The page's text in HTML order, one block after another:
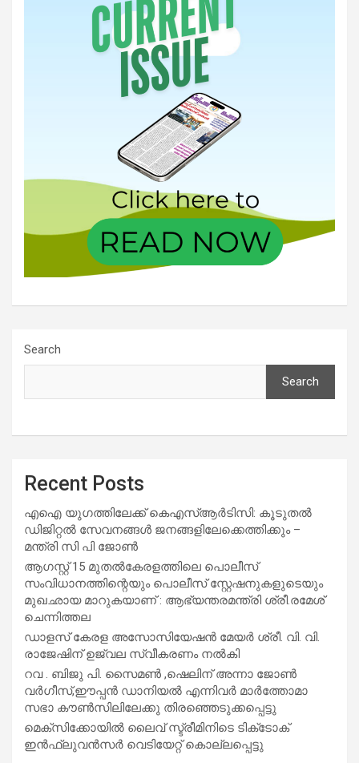
Search
Search
Recent Posts
എഐ യുഗത്തിലേക്ക് കെഎസ്ആർടിസി: കൂടുതൽ
ഡിജിറ്റൽ സേവനങ്ങൾ ജനങ്ങളിലേക്കെത്തിക്കും –
മന്ത്രി സി പി ജോൺ
ആഗസ്റ്റ് 15 മുതല്‍കേരളത്തിലെ പൊലീസ്
സംവിധാനത്തിന്റെയും പൊലീസ് സ്റ്റേഷനുകളുടെയും
മുഖഛായ മാറുകയാണ് : ആഭ്യന്തരമന്ത്രി ശ്രീ.രമേശ്
ചെന്നിത്തല
ഡാളസ് കേരള അസോസിയേഷൻ മേയർ ശ്രീ. വി. വി.
രാജേഷിന് ഉജ്വല സ്വീകരണം നൽകി
റവ . ബിജു പി. സൈമൺ ,ഷെലിന് അന്നാ ജോൺ
വർഗീസ്,ഈപ്പൻ ഡാനിയൽ എന്നിവർ മാർത്തോമാ
സഭാ കൗൺസിലിലേക്കു തിരഞ്ഞെടുക്കപ്പെട്ടു
മെക്സിക്കോയിൽ ലൈവ് സ്ട്രീമിനിടെ ടിക്‌ടോക്
ഇൻഫ്ലുവൻസർ വെടിയേറ്റ് കൊല്ലപ്പെട്ടു